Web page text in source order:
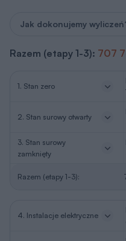
Jak dokonujemy
Razem (etapy 1-3): 707
1. Stan zero
2. Stan surowy otwarty
3. Stan surowy
zamknięty
Razem (etapy 1-3):
4. Instalacje elektryczne